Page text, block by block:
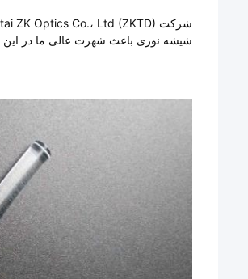
شیشه نوری باعث شهرت عالی ما در این